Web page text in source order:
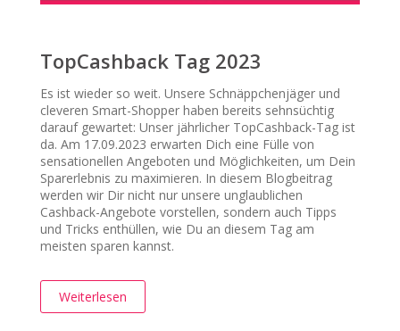
TopCashback Tag 2023
Es ist wieder so weit. Unsere Schnäppchenjäger und
cleveren Smart-Shopper haben bereits sehnsüchtig
darauf gewartet: Unser jährlicher TopCashback-Tag ist
da. Am 17.09.2023 erwarten Dich eine Fülle von
sensationellen Angeboten und Möglichkeiten, um Dein
Sparerlebnis zu maximieren. In diesem Blogbeitrag
werden wir Dir nicht nur unsere unglaublichen
Cashback-Angebote vorstellen, sondern auch Tipps
und Tricks enthüllen, wie Du an diesem Tag am
meisten sparen kannst.
Weiterlesen